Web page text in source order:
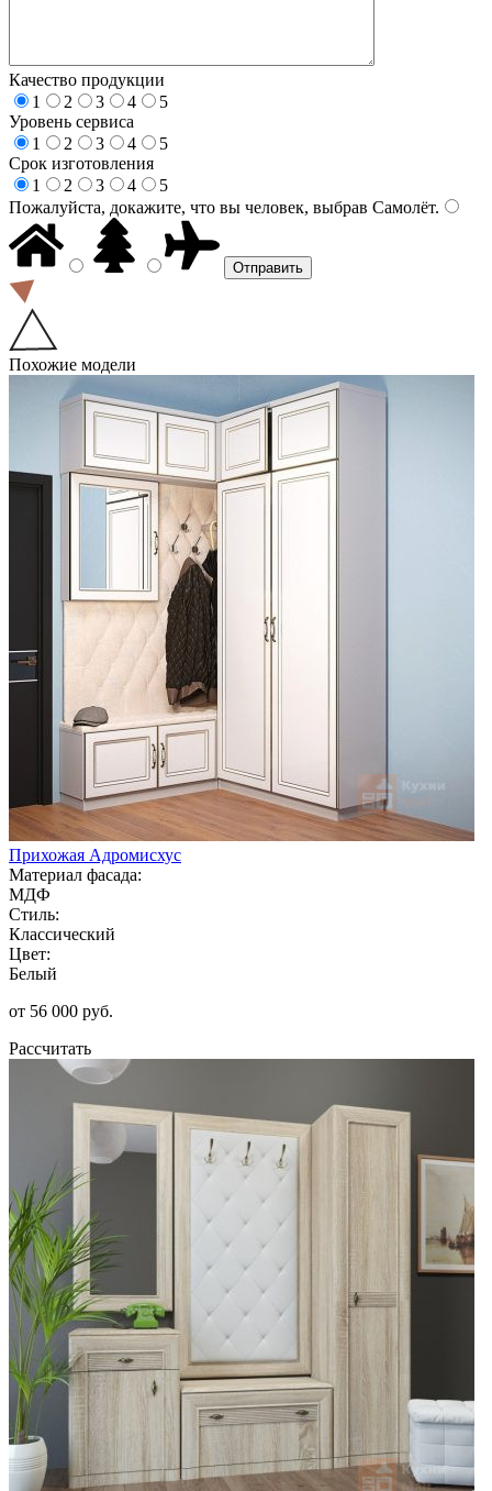
Качество продукции
1
2 3 4
5
Уровень сервиса
1
2 3 4
5
Срок изготовления
1
2 3 4
5
Пожалуйста, докажите, что вы человек, выбрав Самолёт.
Похожие модели
Прихожая Адромисхус
Материал фасада:
МДФ
Стиль:
Классический
Цвет:
Белый
от 56 000 руб.
Рассчитать